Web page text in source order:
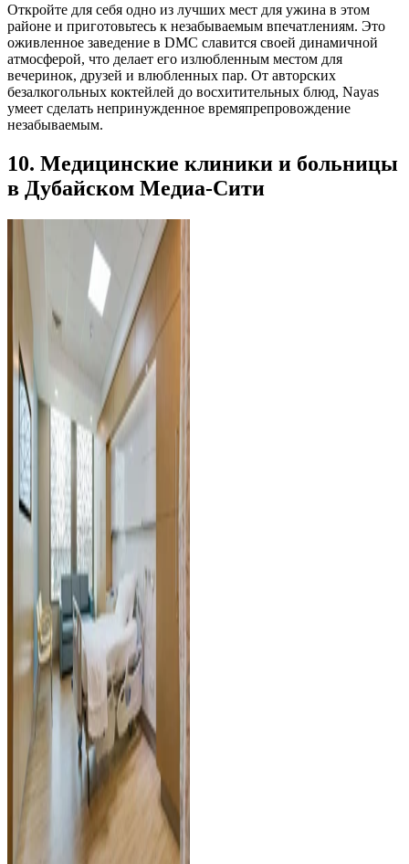
Откройте для себя одно из лучших мест для ужина в этом
районе и приготовьтесь к незабываемым впечатлениям. Это
оживленное заведение в DMC славится своей динамичной
атмосферой, что делает его излюбленным местом для
вечеринок, друзей и влюбленных пар. От авторских
безалкогольных коктейлей до восхитительных блюд, Nayas
умеет сделать непринужденное времяпрепровождение
незабываемым.
10. Медицинские клиники и больницы
в Дубайском Медиа-Сити